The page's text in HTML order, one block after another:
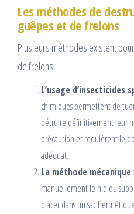
Les méthodes de
guêpes et de frelons
Plusieurs méthodes existent
de frelons :
L’usage d’insecticides
chimiques permettent de
détruire définitivement leur
précaution et requièrent le
adéquat.
La méthode mécanique
manuellement le nid du
placer dans un sac